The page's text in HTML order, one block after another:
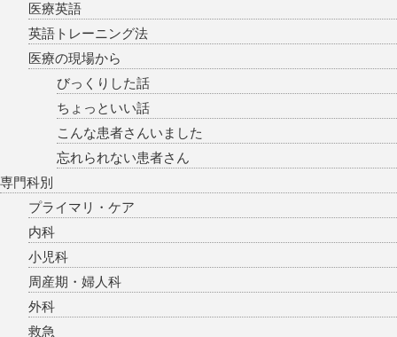
医療英語
英語トレーニング法
医療の現場から
びっくりした話
ちょっといい話
こんな患者さんいました
忘れられない患者さん
専門科別
プライマリ・ケア
内科
小児科
周産期・婦人科
外科
救急